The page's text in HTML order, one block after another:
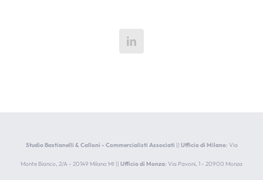
Studio Bastianelli & Calloni - Commercialisti Associati Ufficio di Milano: Via
Monte Bianco, 2/A - 20149 Milano MI || Ufficio di Monza: Via Pavoni, 1 - 20900 Monza